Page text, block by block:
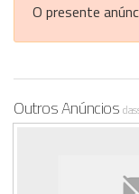
O presente
Outros Anúncios